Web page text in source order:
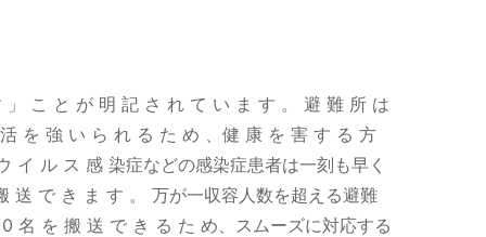
こ と が 明 記 さ れ て い ま す 。 避 難 所 は
を 強 い ら れ る た め 、健 康 を 害 す る 方
ル ス 感 染症などの感染症患者は一刻も早く
送 で き ま す 。 万が一収容人数を超える避難
名 を 搬 送 で き る た め、スムーズに対応する